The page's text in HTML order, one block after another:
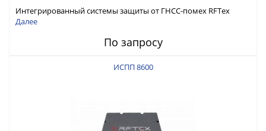
Интегрированный системы защиты от ГНСС-помех RFТех
ИСПП 8700
Далее
По запросу
ИСПП 8600